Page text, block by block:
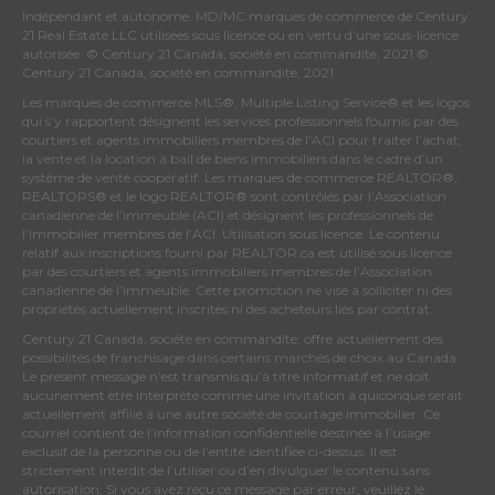
Indépendant et autonome. MD/MC marques de commerce de Century
21 Real Estate LLC utilisées sous licence ou en vertu d’une sous-licence
autorisée. © Century 21 Canada, société en commandite, 2021 ©
Century 21 Canada, société en commandite, 2021
Les marques de commerce MLS®, Multiple Listing Service® et les logos
qui s’y rapportent désignent les services professionnels fournis par des
courtiers et agents immobiliers membres de l’ACI pour traiter l’achat,
la vente et la location à bail de biens immobiliers dans le cadre d’un
système de vente coopératif. Les marques de commerce REALTOR®,
REALTORS® et le logo REALTOR® sont contrôlés par l’Association
canadienne de l’immeuble (ACI) et désignent les professionnels de
l’immobilier membres de l’ACI. Utilisation sous licence. Le contenu
relatif aux inscriptions fourni par REALTOR.ca est utilisé sous licence
par des courtiers et agents immobiliers membres de l’Association
canadienne de l’immeuble . Cette promotion ne vise à solliciter ni des
propriétés actuellement inscrites ni des acheteurs liés par contrat.
Century 21 Canada, société en commandite, offre actuellement des
possibilités de franchisage dans certains marchés de choix au Canada.
Le présent message n’est transmis qu’à titre informatif et ne doit
aucunement être interprété comme une invitation à quiconque serait
actuellement affilié à une autre société de courtage immobilier. Ce
courriel contient de l’information confidentielle destinée à l’usage
exclusif de la personne ou de l’entité identifiée ci-dessus. Il est
strictement interdit de l’utiliser ou d’en divulguer le contenu sans
autorisation. Si vous avez reçu ce message par erreur, veuillez le